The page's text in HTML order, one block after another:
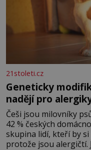
21stoleti.cz
Geneticky
nadějí pro
Češi jsou milovníky
42 % českých
skupina lidí, kteří by
protože jsou alergičtí.